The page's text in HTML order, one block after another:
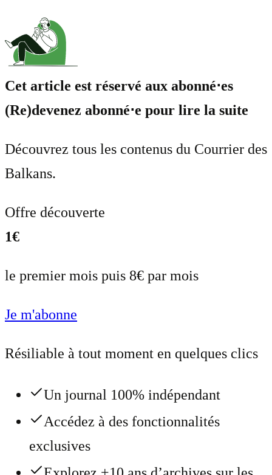
Cet article est réservé aux abonné⋅es
(Re)devenez abonné⋅e pour lire la suite
Découvrez tous les contenus du Courrier des
Balkans.
Offre découverte
1€
le premier mois puis 8€ par mois
Je m'abonne
Résiliable à tout moment en quelques clics
Un journal 100% indépendant
Accédez à des fonctionnalités
exclusives